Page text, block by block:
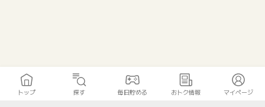
トップ 探す 毎日貯める おトク情報 マイページ